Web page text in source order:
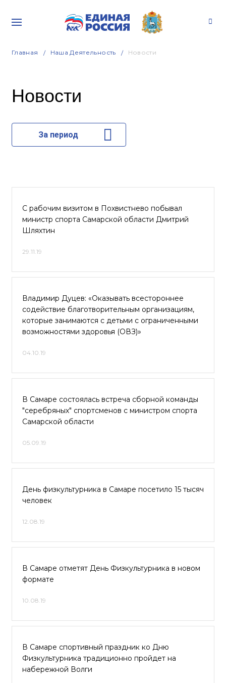
Главная Наша Деятельность Новости
Новости
За период
С рабочим визитом в Похвистнево побывал
министр спорта Самарской области Дмитрий
Шляхтин
29.11.19
Владимир Дуцев: «Оказывать всестороннее
содействие благотворительным организациям,
которые занимаются с детьми с ограниченными
возможностями здоровья (ОВЗ)»
04.10.19
В Самаре состоялась встреча сборной команды
"серебряных" спортсменов с министром спорта
Самарской области
05.09.19
День физкультурника в Самаре посетило 15 тысяч
человек
12.08.19
В Самаре отметят День Физкультурника в новом
формате
10.08.19
В Самаре спортивный праздник ко Дню
Физкультурника традиционно пройдет на
набережной Волги